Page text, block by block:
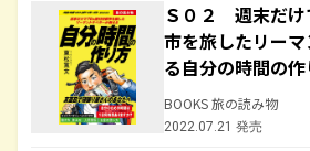
Ｓ０２ 週末だけ
市を旅したリー
る自分の時間の
BOOKS 旅の読み物
2022.07.21 発売